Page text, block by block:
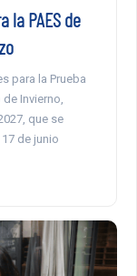
la PAES de
para la Prueba
Invierno,
que se
de junio